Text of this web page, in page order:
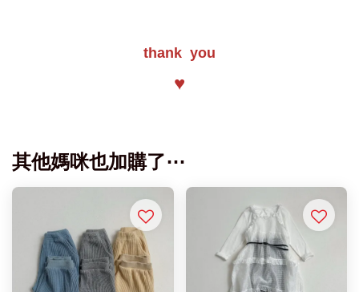
thank you
♥
其他媽咪也加購了⋯